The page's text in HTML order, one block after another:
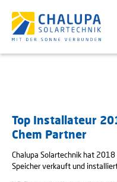
Top Installateur
Chem Partner
Chalupa Solartechnik hat
Speicher verkauft und